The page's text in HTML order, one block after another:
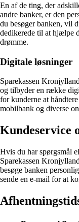
En af de ting, der
andre banker, er den
du besøger banken, vil
dedikerede til at hjælpe
drømme.
Digitale løsninger
Sparekassen
og tilbyder en række
for kunderne at
mobilbank og diverse
Kundeservice
Hvis du har spørgsmål
Sparekassen
besøge banken
sende en e-mail for at